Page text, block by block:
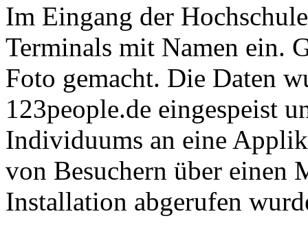
Im Eingang der
Terminals mit Namen ein.
Foto gemacht. Die Daten
123people.de eingespeist
Individuums an eine
von Besuchern über einen
Installation abgerufen